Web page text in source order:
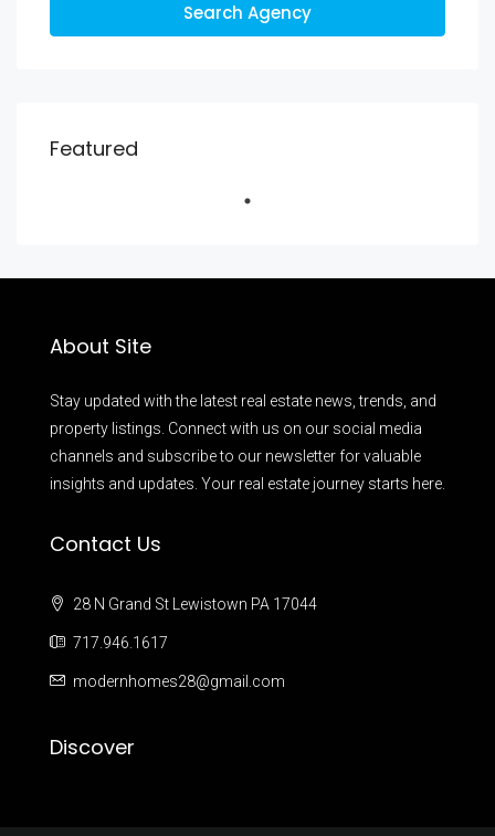
Search Agency
Featured
About Site
Stay updated with the latest real estate news, trends, and
property listings. Connect with us on our social media
channels and subscribe to our newsletter for valuable
insights and updates. Your real estate journey starts here.
Contact Us
28 N Grand St Lewistown PA 17044
717.946.1617
modernhomes28@gmail.com
Discover